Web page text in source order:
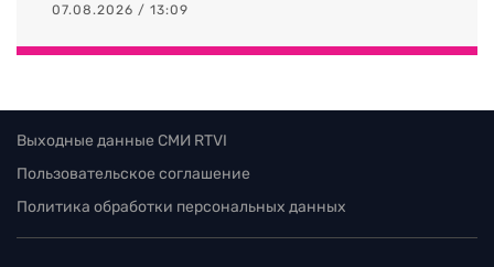
07.08.2026 / 13:09
Выходные данные СМИ RTVI
Пользовательское соглашение
Политика обработки персональных данных